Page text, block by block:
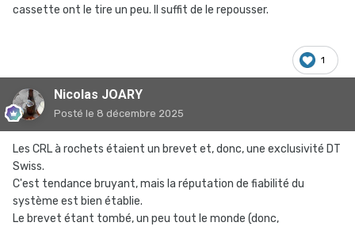
cassette ont le tire un peu. Il suffit de le repousser.
1
Nicolas JOARY
Posté le 8 décembre 2025
Les CRL à rochets étaient un brevet et, donc, une exclusivité DT
Swiss.
C'est tendance bruyant, mais la réputation de fiabilité du
système est bien établie.
Le brevet étant tombé, un peu tout le monde (donc,